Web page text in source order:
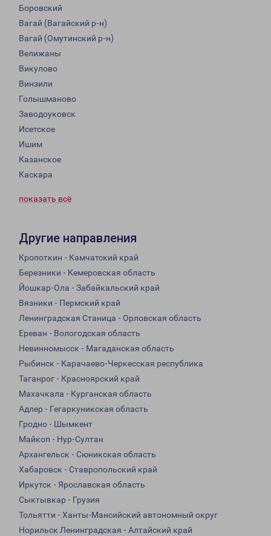
Боровский
Вагай (Вагайский р-н)
Вагай (Омутинский р-н)
Велижаны
Викулово
Винзили
Голышманово
Заводоуковск
Исетское
Ишим
Казанское
Каскара
показать всё
Другие направления
Кропоткин - Камчатский край
Березники - Кемеровская область
Йошкар-Ола - Забайкальский край
Вязники - Пермский край
Ленинградская Станица - Орловская область
Ереван - Вологодская область
Невинномысск - Магаданская область
Рыбинск - Карачаево-Черкесская республика
Таганрог - Красноярский край
Махачкала - Курганская область
Адлер - Гегаркуникская область
Гродно - Шымкент
Майкоп - Нур-Султан
Архангельск - Сюникская область
Хабаровск - Ставропольский край
Иркутск - Ярославская область
Сыктывкар - Грузия
Тольятти - Ханты-Мансийский автономный округ
Норильск Ленинградская - Алтайский край